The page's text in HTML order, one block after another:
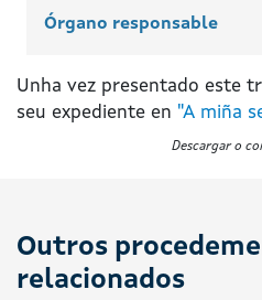
Órgano responsable
Unha vez presentado este
seu expediente en "A miña
Descargar o
Outros
relacionados